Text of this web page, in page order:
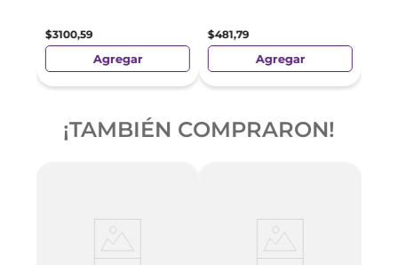
$3100,59
Agregar
$481,79
Agregar
¡TAMBIÉN COMPRARON!